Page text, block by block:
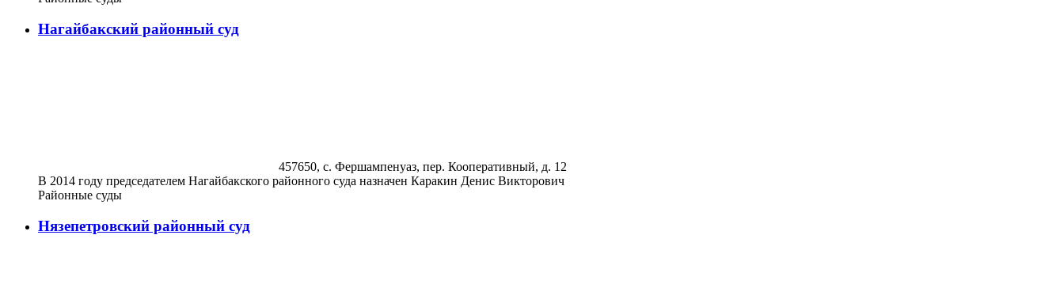
Нагайбакский районный суд
457650, с. Фершампенуаз, пер. Кооперативный, д. 12
В 2014 году председателем Нагайбакского районного суда назначен Каракин Денис Викторович
Районные суды
Нязепетровский районный суд